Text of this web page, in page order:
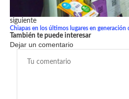
siguiente
Chiapas en los últimos lugares en generación
También te puede interesar
Dejar un comentario